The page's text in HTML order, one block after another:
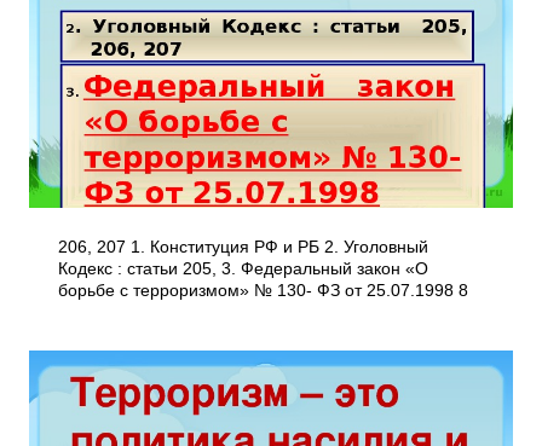
206, 207 1. Конституция РФ и РБ 2. Уголовный
Кодекс : статьи 205, 3. Федеральный закон «О
борьбе с терроризмом» № 130- ФЗ от 25.07.1998 8